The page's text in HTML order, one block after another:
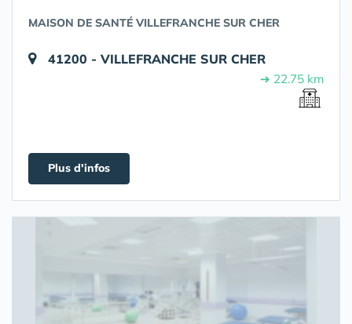
MAISON DE SANTÉ VILLEFRANCHE SUR CHER
41200 - VILLEFRANCHE SUR CHER
➔ 22.75 km
Plus d'infos